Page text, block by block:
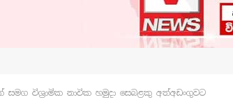
විශ්‍රාමික නාවික හමුදා සෙබළකු අත්අඩංගුවට